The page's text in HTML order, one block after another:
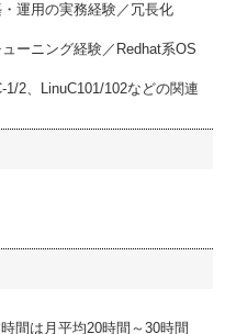
運用の実務経験／冗長化
ーニング経験／Redhat系OS
1/2、LinuC101/102などの関連
間は月平均20時間～30時間